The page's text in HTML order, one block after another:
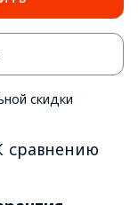
скидки
сравнению